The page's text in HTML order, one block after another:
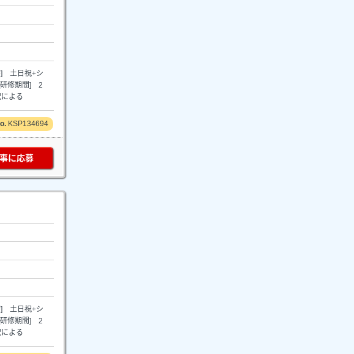
] 土日祝+シ
修期間] 2
よる
KSP134694
に応募
] 土日祝+シ
修期間] 2
よる